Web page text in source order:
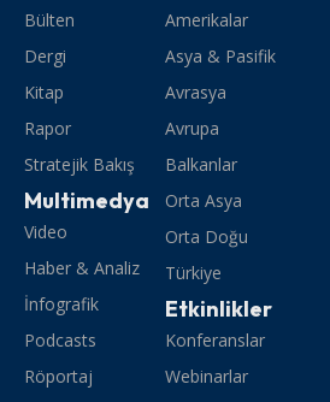
Bülten
Dergi
Kitap
Rapor
Stratejik Bakış
Multimedya
Video
Haber & Analiz
İnfografik
Podcasts
Röportaj
Amerikalar
Asya & Pasifik
Avrasya
Avrupa
Balkanlar
Orta Asya
Orta Doğu
Türkiye
Etkinlikler
Konferanslar
Webinarlar